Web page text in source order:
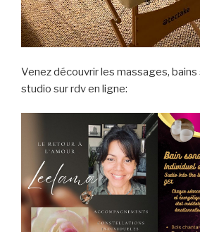
Venez découvrir les massages,
studio sur rdv en ligne: